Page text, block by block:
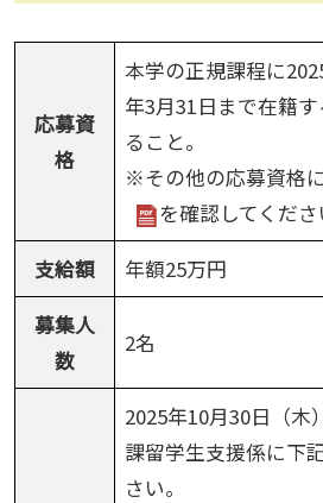
応募資
格
本学の正規課程に
年3月31日まで在籍
ること。
※その他の応募資格に
を確認してくださ
支給額
年額25万円
募集人
数
2名
2025年10月30日（木
課留学生支援係に下
さい。